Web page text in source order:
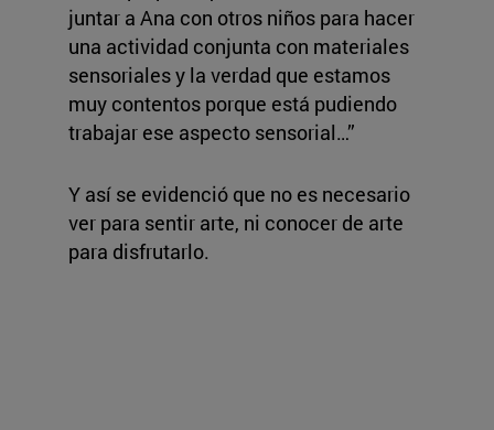
juntar a Ana con otros niños para hacer
una actividad conjunta con materiales
sensoriales y la verdad que estamos
muy contentos porque está pudiendo
trabajar ese aspecto sensorial…”
Y así se evidenció que no es necesario
ver para sentir arte, ni conocer de arte
para disfrutarlo.